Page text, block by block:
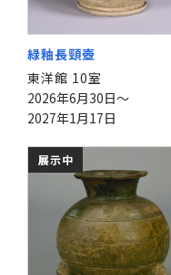
緑釉長頸壺
東洋館 10室
2026年6月30日～
2027年1月17日
展示中